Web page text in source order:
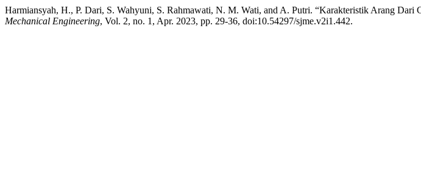
Harmiansyah, H., P. Dari, S. Wahyuni, S. Rahmawati, N. M. Wati, and A. Putri. “Karakteristik Arang Dari
Mechanical Engineering, Vol. 2, no. 1, Apr. 2023, pp. 29-36, doi:10.54297/sjme.v2i1.442.